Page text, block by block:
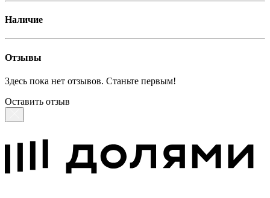
Наличие
Отзывы
Здесь пока нет отзывов. Станьте первым!
Оставить отзыв